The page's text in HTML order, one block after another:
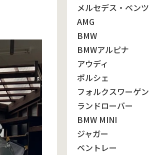
メルセデス・ベンツ
AMG
BMW
BMWアルピナ
アウディ
ポルシェ
フォルクスワーゲン
ランドローバー
BMW MINI
ジャガー
ベントレー